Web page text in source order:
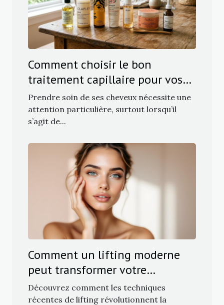
Comment choisir le bon
traitement capillaire pour vos
besoins ?
Prendre soin de ses cheveux nécessite une
attention particulière, surtout lorsqu’il
s’agit de...
Comment un lifting moderne
peut transformer votre
apparence sans traces visibles ?
Découvrez comment les techniques
récentes de lifting révolutionnent la